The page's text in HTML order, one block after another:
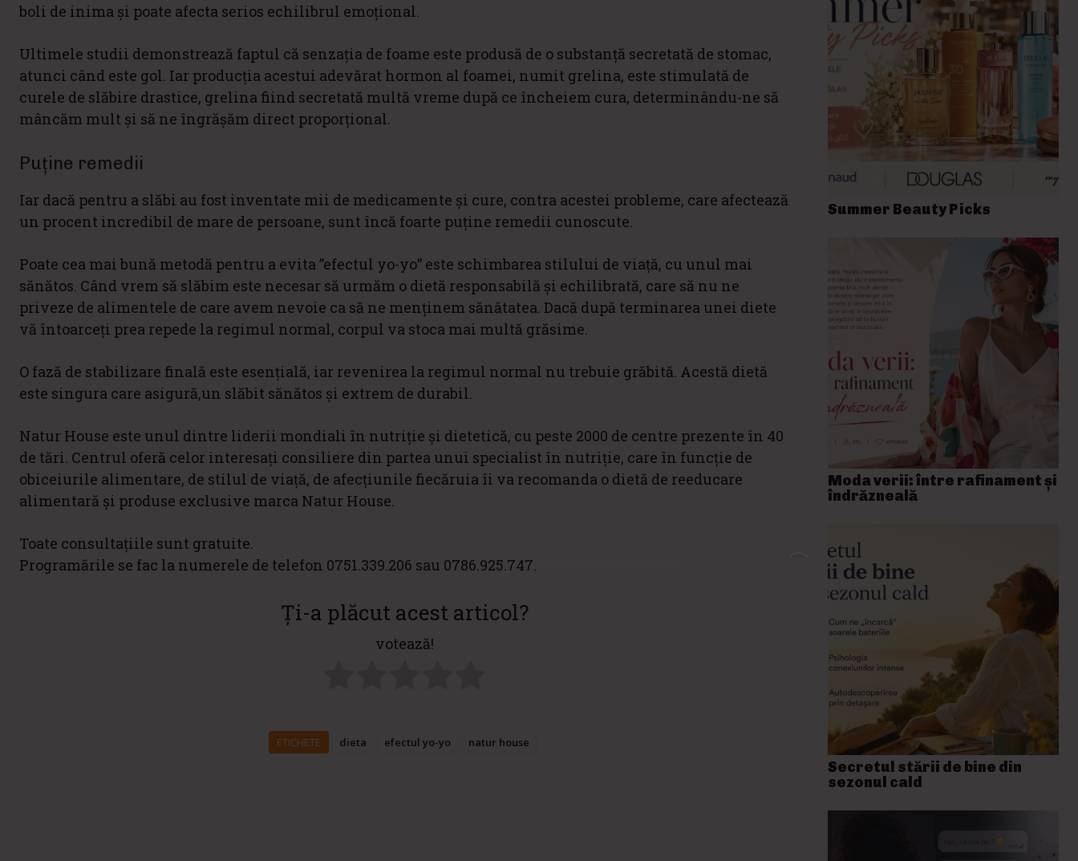
boli de inima și poate afecta serios echilibrul emoțional.
Ultimele studii demonstrează faptul că senzația de foame este produsă de o substanță secretată de stomac,
atunci când este gol. Iar producția acestui adevărat hormon al foamei, numit grelina, este stimulată de
curele de slăbire drastice, grelina fiind secretată multă vreme după ce încheiem cura, determinându-ne să
mâncăm mult și să ne îngrășăm direct proporțional.
Puține remedii
Iar dacă pentru a slăbi au fost inventate mii de medicamente și cure, contra acestei probleme, care afectează
un procent incredibil de mare de persoane, sunt încă foarte puține remedii cunoscute.
Poate cea mai bună metodă pentru a evita ”efectul yo-yo” este schimbarea stilului de viață, cu unul mai
sănătos. Când vrem să slăbim este necesar să urmăm o dietă responsabilă și echilibrată, care să nu ne
priveze de alimentele de care avem nevoie ca să ne menținem sănătatea. Dacă după terminarea unei diete
vă întoarceți prea repede la regimul normal, corpul va stoca mai multă grăsime.
O fază de stabilizare finală este esențială, iar revenirea la regimul normal nu trebuie grăbită. Acestă dietă
este singura care asigură,un slăbit sănătos și extrem de durabil.
Natur House este unul dintre liderii mondiali în nutriție și dietetică, cu peste 2000 de centre prezente în 40
de tări. Centrul oferă celor interesați consiliere din partea unui specialist în nutriție, care în funcție de
obiceiurile alimentare, de stilul de viață, de afecțiunile fiecăruia îi va recomanda o dietă de reeducare
alimentară și produse exclusive marca Natur House.
Toate consultațiile sunt gratuite.
Programările se fac la numerele de telefon 0751.339.206 sau 0786.925.747.
Ți-a plăcut acest articol?
votează!
ETICHETE dieta efectul yo-yo natur house
Summer Beauty Picks
Moda verii: între rafinament și
îndrăzneală
Secretul stării de bine din
sezonul cald